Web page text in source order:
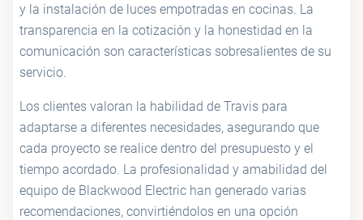
y la instalación de luces empotradas en cocinas. La
transparencia en la cotización y la honestidad en la
comunicación son características sobresalientes de su
servicio.
Los clientes valoran la habilidad de Travis para
adaptarse a diferentes necesidades, asegurando que
cada proyecto se realice dentro del presupuesto y el
tiempo acordado. La profesionalidad y amabilidad del
equipo de Blackwood Electric han generado varias
recomendaciones, convirtiéndolos en una opción